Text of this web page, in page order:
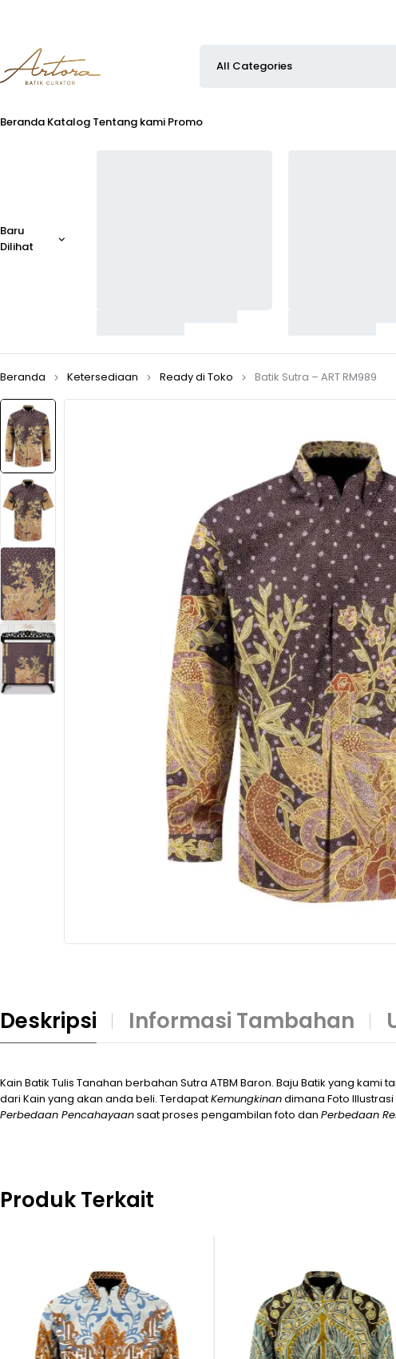
Beranda Katalog Tentang kami Promo
Baru
Dilihat
Beranda Ketersediaan Ready di Toko Batik Sutra – ART RM989
Deskripsi Informasi Tambahan
Kain Batik Tulis Tanahan berbahan Sutra ATBM Baron. Baju Batik yang kami
dari Kain yang akan anda beli. TerdapatKemungkinandimana Foto
Perbedaan Pencahayaansaat proses pengambilan foto dan Perbedaan
Produk Terkait